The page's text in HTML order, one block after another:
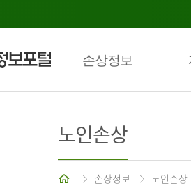
손상정보
노인손상
홈 손상정보 노인손상